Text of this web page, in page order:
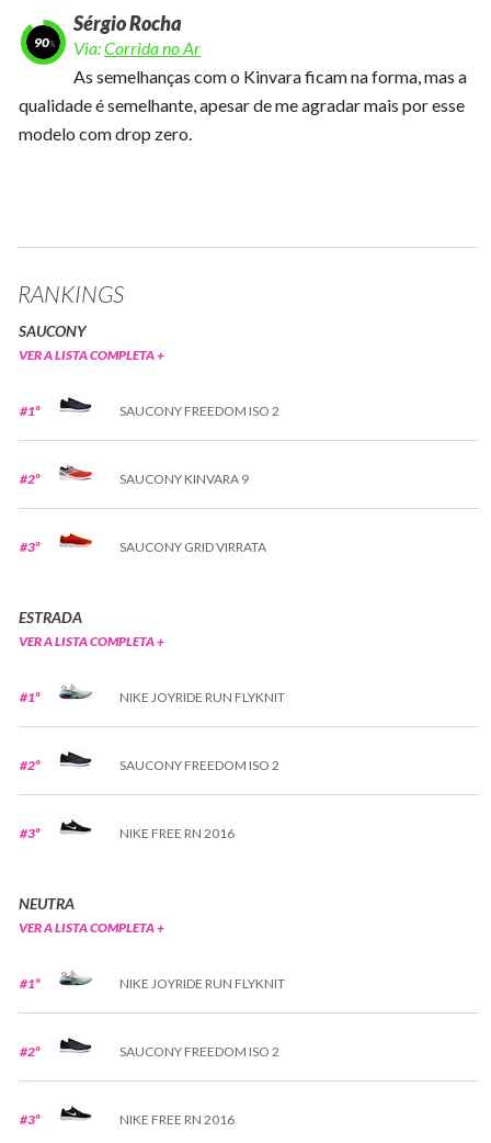
90
Sérgio Rocha
Via:Corrida no Ar
As semelhanças com o Kinvara ficam na forma, mas a
qualidade é semelhante, apesar de me agradar mais por esse
modelo com drop zero.
RANKINGS
SAUCONY
VER A LISTA COMPLETA +
#1º SAUCONY FREEDOM ISO 2
#2º SAUCONY KINVARA 9
#3º SAUCONY GRID VIRRATA
ESTRADA
VER A LISTA COMPLETA +
#1º NIKE JOYRIDE RUN FLYKNIT
#2º SAUCONY FREEDOM ISO 2
#3º NIKE FREE RN 2016
NEUTRA
VER A LISTA COMPLETA +
#1º NIKE JOYRIDE RUN FLYKNIT
#2º SAUCONY FREEDOM ISO 2
#3º NIKE FREE RN 2016